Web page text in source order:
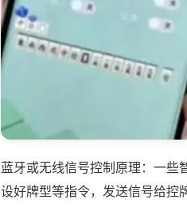
蓝牙或无线信号控制原理：一些
设好牌型等指令，发送信号给控